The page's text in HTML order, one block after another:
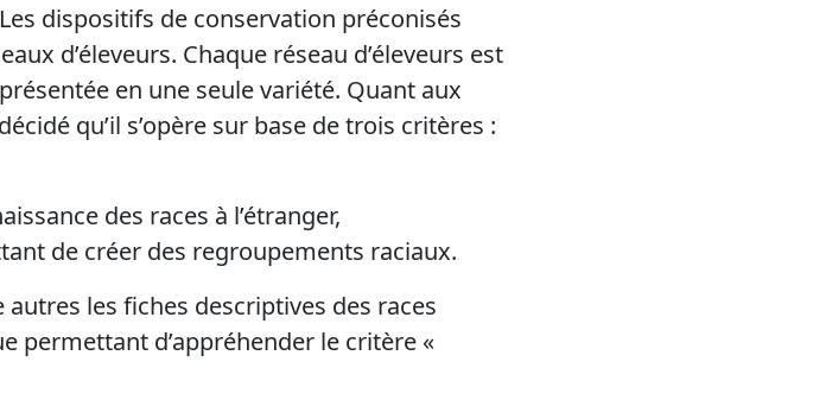
dispositifs de conservation préconisés
d’éleveurs. Chaque réseau d’éleveurs est
en une seule variété. Quant aux
qu’il s’opère sur base de trois critères :
des races à l’étranger,
de créer des regroupements raciaux.
les fiches descriptives des races
permettant d’appréhender le critère «